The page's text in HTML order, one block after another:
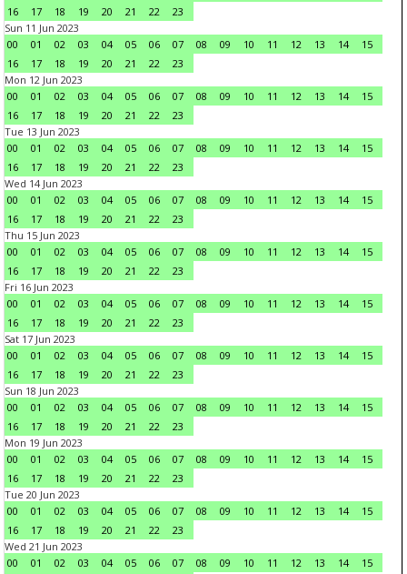
16
17 18 19 20 21 22
23
Sun 11 Jun 2023
00
01 02 03 04 05 06 07 08 09 10 11 12 13 14
15
16
17 18 19 20 21 22
23
Mon 12 Jun 2023
00
01 02 03 04 05 06 07 08 09 10 11 12 13 14
15
16
17 18 19 20 21 22
23
Tue 13 Jun 2023
00
01 02 03 04 05 06 07 08 09 10 11 12 13 14
15
16
17 18 19 20 21 22
23
Wed 14 Jun 2023
00
01 02 03 04 05 06 07 08 09 10 11 12 13 14
15
16
17 18 19 20 21 22
23
Thu 15 Jun 2023
00
01 02 03 04 05 06 07 08 09 10 11 12 13 14
15
16
17 18 19 20 21 22
23
Fri 16 Jun 2023
00
01 02 03 04 05 06 07 08 09 10 11 12 13 14
15
16
17 18 19 20 21 22
23
Sat 17 Jun 2023
00
01 02 03 04 05 06 07 08 09 10 11 12 13 14
15
16
17 18 19 20 21 22
23
Sun 18 Jun 2023
00
01 02 03 04 05 06 07 08 09 10 11 12 13 14
15
16
17 18 19 20 21 22
23
Mon 19 Jun 2023
00
01 02 03 04 05 06 07 08 09 10 11 12 13 14
15
16
17 18 19 20 21 22
23
Tue 20 Jun 2023
00
01 02 03 04 05 06 07 08 09 10 11 12 13 14
15
16
17 18 19 20 21 22
23
Wed 21 Jun 2023
00
01 02 03 04 05 06 07 08 09 10 11 12 13 14
15